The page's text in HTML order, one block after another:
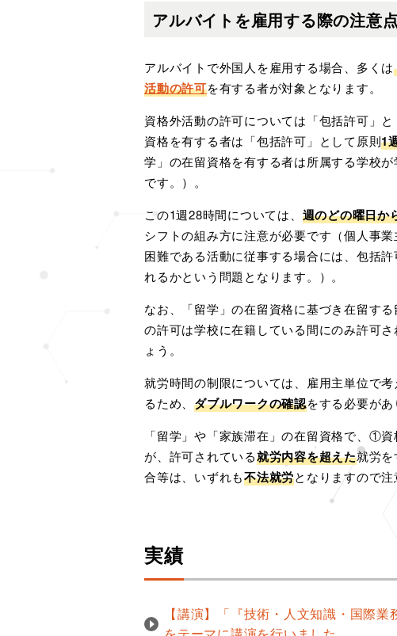
アルバイトを雇用する際の注意点
アルバイトで外国人を雇用する場合、多くは
活動の許可を有する者が対象となります。
資格外活動の許可については「包括許可」
資格を有する者は「包括許可」として原則1
学」の在留資格を有する者は所属する学校
です。）。
この1週28時間については、 週のどの曜日か
シフトの組み方に注意が必要です（個人事
困難である活動に従事する場合には、包括
れるかという問題となります。）。
なお、「留学」の在留資格に基づき在留す
の許可は学校に在籍している間にのみ許可さ
ょう。
就労時間の制限については、雇用主単位で
るため、 ダブルワークの確認をする必要があ
「留学」や「家族滞在」の在留資格で、①
が、許可されている就労内容を超えた就労
合等は、いずれも不法就労となりますので注
実績
【講演】「『技術・人文知識・国際